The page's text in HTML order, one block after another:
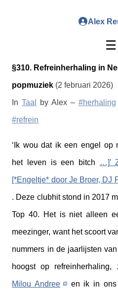
Alex
☰
§310. Refreinherhaling in
popmuziek (2 februari 2026)
InTaal by Alex – #herhaling
#refrein
‘Ik wou dat ik een engel op
het leven is een bitch …]’
[*Engeltje* door Je Broer, DJ
. Deze clubhit stond in 2017
Top 40. Het is niet alleen
meezinger, want het scoort
nummers in de jaarlijsten
hoogst op refreinherhaling,
Milou Andree en ik in ons